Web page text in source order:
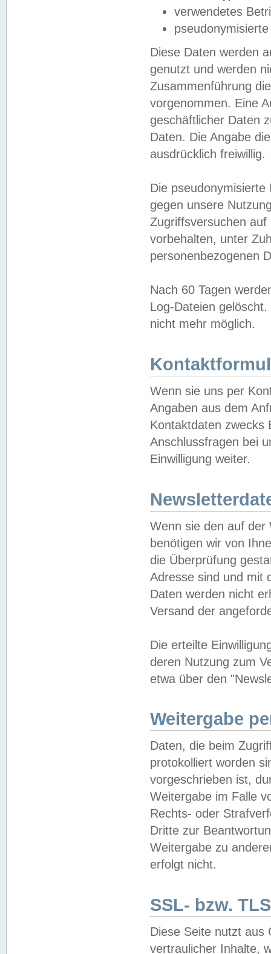
verwendetes
Diese Daten werden
genutzt und werden
Zusammenführung
vorgenommen. Eine
geschäftlicher Daten
Daten. Die Angabe
ausdrücklich freiwillig.
Die
gegen unsere
Zugriffsversuchen
vorbehalten, unter
personenbezogenen
Nach 60 Tagen
Log-Dateien
nicht mehr möglich.
Wenn sie uns per
Angaben aus dem
Kontaktdaten zwecks
Anschlussfragen bei
Einwilligung weiter.
Wenn sie den auf der
benötigen wir von
die Überprüfung
Adresse sind und mit
Daten werden nicht
Versand der
Die erteilte
deren Nutzung zum
etwa über den
Weitergabe
Daten, die beim
protokolliert worden
vorgeschrieben ist,
Weitergabe im Falle
Rechts- oder
Dritte zur
Weitergabe zu
erfolgt nicht.
SSL- bzw.
Diese Seite nutzt aus
vertraulicher Inhalte,